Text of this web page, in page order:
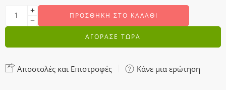
ΠΡΟΣΘΉΚΗ ΣΤΟ ΚΑΛΆΘΙ
ΑΓΟΡΑΣΕ ΤΩΡΑ
Αποστολές και Επιστροφές Κάνε μια ερώτηση